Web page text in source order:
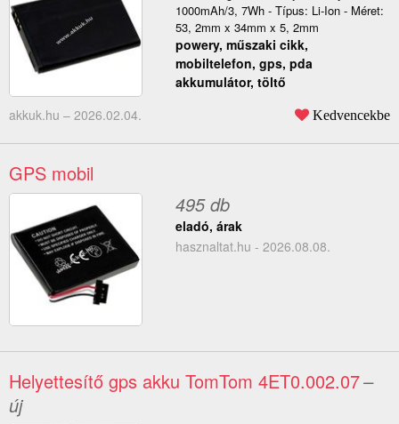
1000mAh/3, 7Wh - Típus: Li-Ion - Méret:
53, 2mm x 34mm x 5, 2mm
powery, műszaki cikk,
mobiltelefon, gps, pda
akkumulátor, töltő
akkuk.hu – 2026.02.04. Kedvencekbe
GPS mobil
495 db
eladó, árak
hasznaltat.hu - 2026.08.08.
Helyettesítő gps akku TomTom 4ET0.002.07–
új